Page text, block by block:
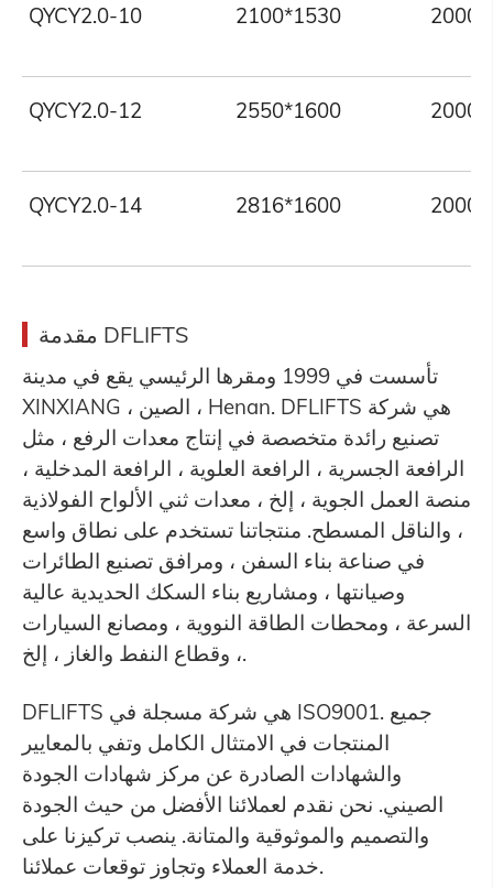
QYCY2.0-10 2100*1530 2000
QYCY2.0-12 2550*1600 2000
QYCY2.0-14 2816*1600 2000
مقدمة DFLIFTS
تأسست في 1999 ومقرها الرئيسي يقع في مدينة
XINXIANG ، الصين ، Henan. DFLIFTS هي شركة
تصنيع رائدة متخصصة في إنتاج معدات الرفع ، مثل
الرافعة الجسرية ، الرافعة العلوية ، الرافعة المدخلية ،
منصة العمل الجوية ، إلخ ، معدات ثني الألواح الفولاذية
، والناقل المسطح. منتجاتنا تستخدم على نطاق واسع
في صناعة بناء السفن ، ومرافق تصنيع الطائرات
وصيانتها ، ومشاريع بناء السكك الحديدية عالية
السرعة ، ومحطات الطاقة النووية ، ومصانع السيارات
، وقطاع النفط والغاز ، إلخ.
DFLIFTS هي شركة مسجلة في ISO9001. جميع
المنتجات في الامتثال الكامل وتفي بالمعايير
والشهادات الصادرة عن مركز شهادات الجودة
الصيني. نحن نقدم لعملائنا الأفضل من حيث الجودة
والتصميم والموثوقية والمتانة. ينصب تركيزنا على
خدمة العملاء وتجاوز توقعات عملائنا.